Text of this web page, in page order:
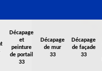
Décapage
et
peinture
de portail
33
Décapage
de mur
33
Décapage
de façade
33